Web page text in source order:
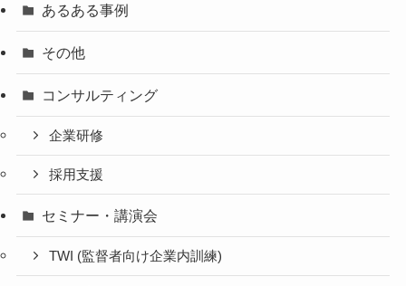
あるある事例
その他
コンサルティング
企業研修
採用支援
セミナー・講演会
TWI (監督者向け企業内訓練)